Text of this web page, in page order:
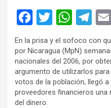
F
a
ce
b
o
o
T
wi
tt
er
W
h
at
s
A
p
T
e
gr
a
m
En la prisa y el sofoco con
por Nicaragua (MpN)
nacionales del 2006, por
argumento de utilizarlos
votos de la población, llegó
proveedores financieros
del dinero.